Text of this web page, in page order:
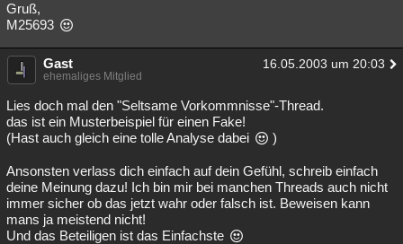
Gruß,
M25693
Gast 16.05.2003 um 20:03
ehemaliges Mitglied
Lies doch mal den "Seltsame Vorkommnisse"-Thread.
das ist ein Musterbeispiel für einen Fake!
(Hast auch gleich eine tolle Analyse dabei
)
Ansonsten verlass dich einfach auf dein Gefühl, schreib einfach
deine Meinung dazu! Ich bin mir bei manchen Threads auch nicht
immer sicher ob das jetzt wahr oder falsch ist. Beweisen kann
mans ja meistend nicht!
Und das Beteiligen ist das Einfachste